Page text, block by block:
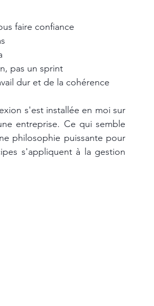
faire confiance
pas un sprint
dur et de la cohérence
s'est installée en moi sur
entreprise. Ce qui semble
philosophie puissante pour
s'appliquent à la gestion